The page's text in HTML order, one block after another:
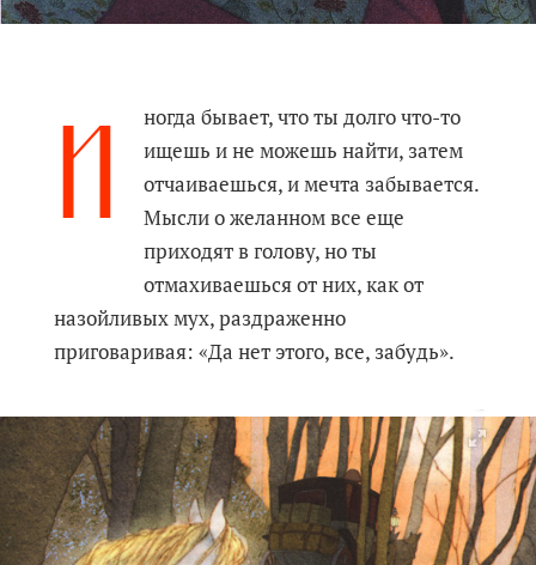
И
ногда бывает, что ты долго что-то
ищешь и не можешь найти, затем
отчаиваешься, и мечта забывается.
Мысли о желанном все еще
приходят в голову, но ты
отмахиваешься от них, как от
назойливых мух, раздраженно
приговаривая: «Да нет этого, все, забудь».